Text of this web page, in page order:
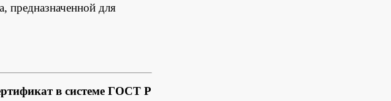
предназначенной для
в системе ГОСТ Р